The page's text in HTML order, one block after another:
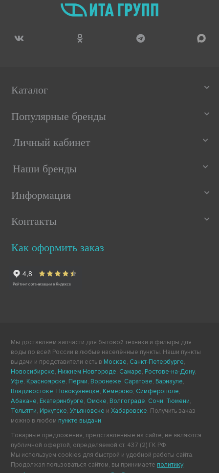
Каталог
Популярные бренды
Личный кабинет
Наши бренды
Информация
Контакты
Как оформить заказ
Мы доставляем запчасти для бытовой техники и фильтры для
воды по всей России в любые населённые пункты. Наши пункты
выдачи и представители есть в Москве, Санкт-Петербурге,
Новосибирске, Нижнем Новгороде, Самаре, Ростове-на-Дону,
Уфе, Красноярске, Перми, Воронеже, Саратове, Барнауле,
Владивостоке, Новокузнецке, Кемерово, Симферополе,
Абакане, Екатеринбурге, Омске, Волгограде, Сочи, Тюмени,
Тольятти, Иркутске,Ульяновске иХабаровске. Получить заказ
можно в любом пункте выдачи.
Товарные предложения, представленные на сайте, не являются
публичной офертой, определяемой ст. 437 (2) ГК РФ.
Мы используем cookies для быстрой и удобной работы сайта.
Продолжая пользоваться сайтом, вы принимаете политику